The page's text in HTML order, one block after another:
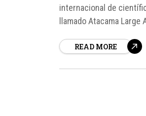
internacional de
llamado Atacama
READ MORE